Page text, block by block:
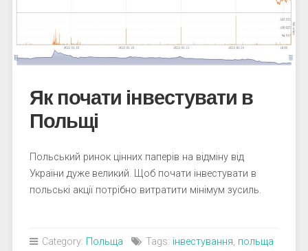
Як почати інвестувати в
Польщі
Польський ринок цінних паперів на відміну від
України дуже великий. Щоб почати інвестувати в
польські акції потрібно витратити мінімум зусиль.
Category: Польща Tags: інвестування, польща